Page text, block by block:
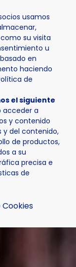
usamos
su visita
u
en
haciendo
de
el siguiente
acceder a
y contenido
y del contenido,
de productos,
a su
precisa e
de
- La Nucía se